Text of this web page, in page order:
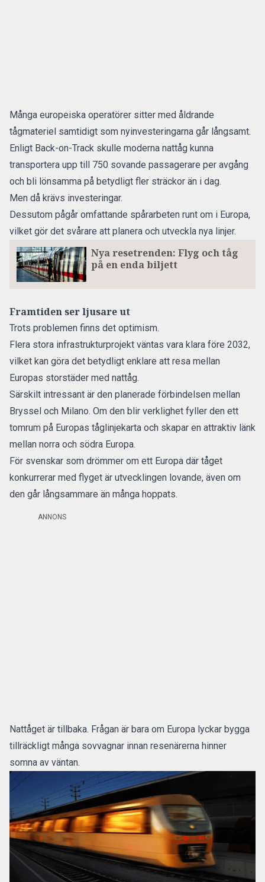
Många europeiska operatörer sitter med åldrande
tågmateriel samtidigt som nyinvesteringarna går långsamt.
Enligt Back-on-Track skulle moderna nattåg kunna
transportera upp till 750 sovande passagerare per avgång
och bli lönsamma på betydligt fler sträckor än i dag.
Men då krävs investeringar.
Dessutom pågår omfattande spårarbeten runt om i Europa,
vilket gör det svårare att planera och utveckla nya linjer.
Nya resetrenden: Flyg och tåg
på en enda biljett
Framtiden ser ljusare ut
Trots problemen finns det optimism.
Flera stora infrastrukturprojekt väntas vara klara före 2032,
vilket kan göra det betydligt enklare att resa mellan
Europas storstäder med nattåg.
Särskilt intressant är den planerade förbindelsen mellan
Bryssel och Milano. Om den blir verklighet fyller den ett
tomrum på Europas tåglinjekarta och skapar en attraktiv länk
mellan norra och södra Europa.
För svenskar som drömmer om ett Europa där tåget
konkurrerar med flyget är utvecklingen lovande, även om
den går långsammare än många hoppats.
ANNONS
Nattåget är tillbaka. Frågan är bara om Europa lyckar bygga
tillräckligt många sovvagnar innan resenärerna hinner
somna av väntan.